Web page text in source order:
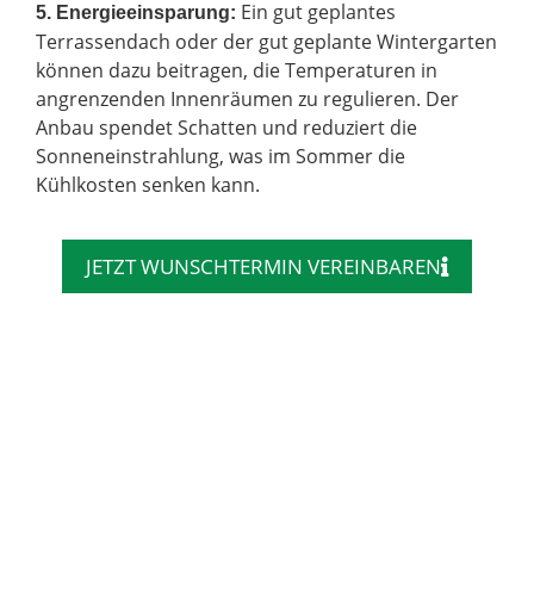
5. Energieeinsparung: Ein gut geplantes
Terrassendach oder der gut geplante Wintergarten
können dazu beitragen, die Temperaturen in
angrenzenden Innenräumen zu regulieren. Der
Anbau spendet Schatten und reduziert die
Sonneneinstrahlung, was im Sommer die
Kühlkosten senken kann.
JETZT WUNSCHTERMIN VEREINBAREN